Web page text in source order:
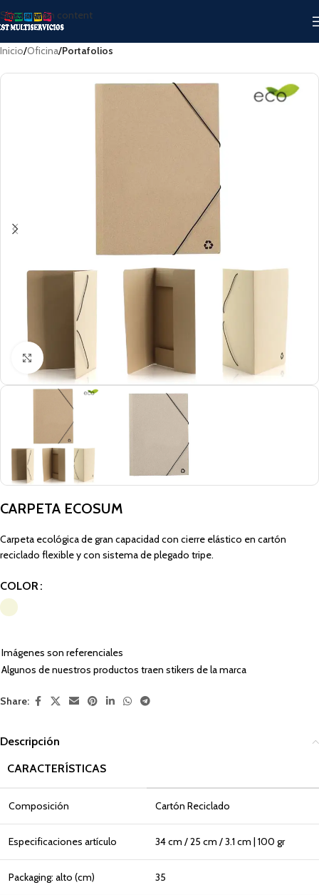
Skip to main content
Inicio Oficina Portafolios
Click to enlarge
CARPETA ECOSUM
Carpeta ecológica de gran capacidad con cierre elástico en cartón
reciclado flexible y con sistema de plegado tripe.
COLOR
Imágenes son referenciales
Algunos de nuestros productos traen stikers de la marca
Share:
Descripción
CARACTERÍSTICAS
Composición Cartón Reciclado
Especificaciones artículo 34 cm / 25 cm / 3.1 cm | 100 gr
Packaging: alto (cm) 35